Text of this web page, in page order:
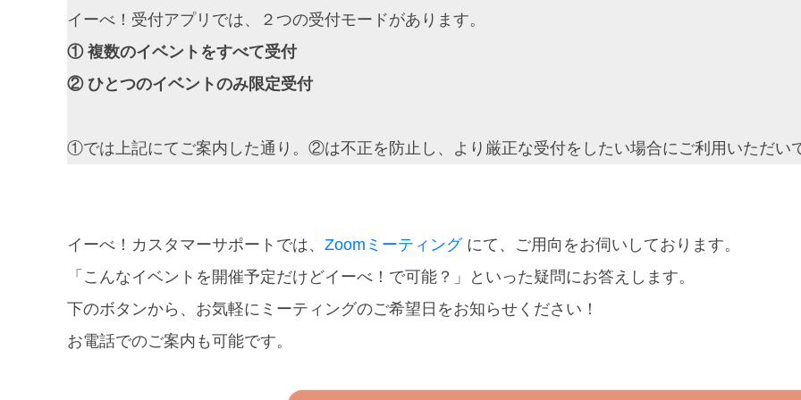
イーべ！受付アプリでは、２つの受付モードがあります。
① 複数のイベントをすべて受付
② ひとつのイベントのみ限定受付
①では上記にてご案内した通り。②は不正を防止し、より厳正な受付をしたい場合にご利用いただい
イーべ！カスタマーサポートでは、 Zoomミーティングにて、ご用向をお伺いしております。
「こんなイベントを開催予定だけどイーべ！で可能？」といった疑問にお答えします。
下のボタンから、お気軽にミーティングのご希望日をお知らせください！
お電話でのご案内も可能です。